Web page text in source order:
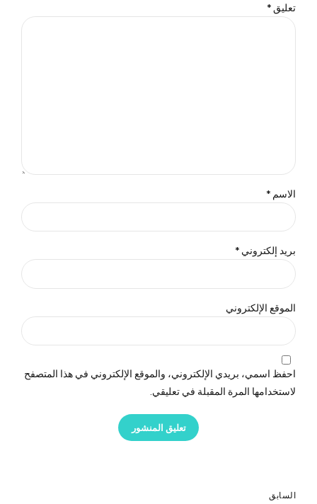
تعليق *
الاسم *
بريد إلكتروني *
الموقع الإلكتروني
احفظ اسمي، بريدي الإلكتروني، والموقع الإلكتروني في هذا المتصفح
لاستخدامها المرة المقبلة في تعليقي.
تعليق المنشور
السابق